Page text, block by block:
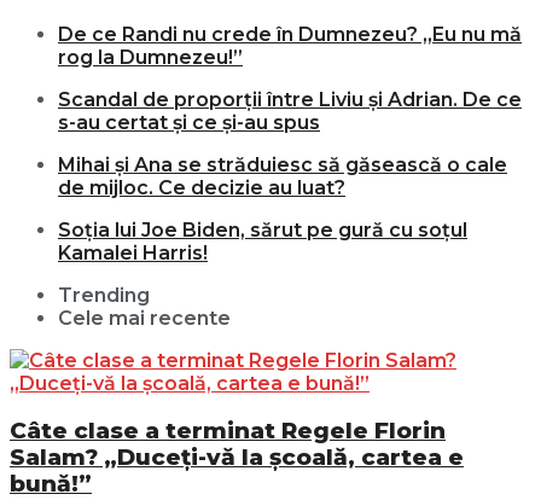
De ce Randi nu crede în Dumnezeu? „Eu nu mă
rog la Dumnezeu!”
Scandal de proporții între Liviu și Adrian. De ce
s-au certat și ce și-au spus
Mihai și Ana se străduiesc să găsească o cale
de mijloc. Ce decizie au luat?
Soția lui Joe Biden, sărut pe gură cu soțul
Kamalei Harris!
Trending
Cele mai recente
Câte clase a terminat Regele Florin
Salam? „Duceți-vă la școală, cartea e
bună!”